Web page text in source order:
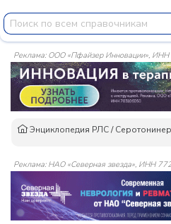
Реклама: ООО «Пфайзер Инновации»,
Энциклопедия РЛС/
Реклама: НАО «Северная звезда», ИНН